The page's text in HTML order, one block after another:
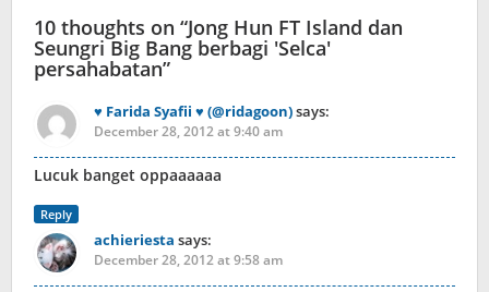
10 thoughts on “Jong Hun FT Island dan
Seungri Big Bang berbagi 'Selca'
persahabatan”
♥ Farida Syafii ♥ (@ridagoon)says:
December 28, 2012 at 9:40 am
Lucuk banget oppaaaaaa
Reply
achieriesta says:
December 28, 2012 at 9:58 am